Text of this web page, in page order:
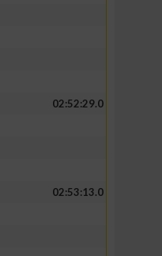
02:52:29.0
02:53:13.0